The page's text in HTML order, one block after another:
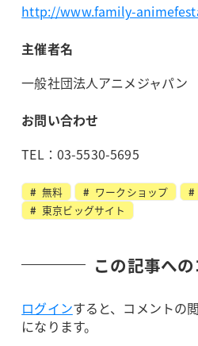
http://www.family-
主催者名
一般社団法人アニメジャパン
お問い合わせ
TEL：03-5530-5695
無料 ワークショップ
東京ビッグサイト
この記事へ
ログインすると、コメントの
になります。